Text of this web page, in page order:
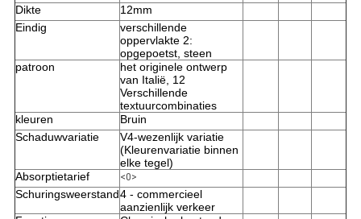
Dikte
12mm
Eindig
verschillende
oppervlakte 2:
opgepoetst, steen
patroon
het originele ontwerp
van Italië, 12
Verschillende
textuurcombinaties
kleuren
Bruin
Schaduwvariatie
V4-wezenlijk variatie
(Kleurenvariatie binnen
elke tegel)
Absorptietarief
<0>
Schuringsweerstand4 - commercieel
aanzienlijk verkeer